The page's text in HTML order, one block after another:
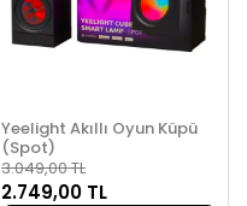
Yeelight Akıllı Oyun Küpü
(Spot)
3.049,00 TL
2.749,00 TL